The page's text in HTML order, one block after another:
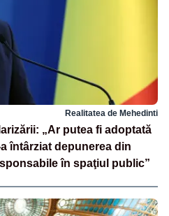
Realitatea de Mehedinti
„Ar putea fi adoptată
întârziat depunerea din
în spaţiul public”